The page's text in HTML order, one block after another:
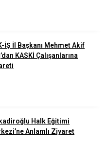
İŞ İl Başkanı Mehmet Akif
KASKİ Çalışanlarına
Halk Eğitimi
Anlamlı Ziyaret